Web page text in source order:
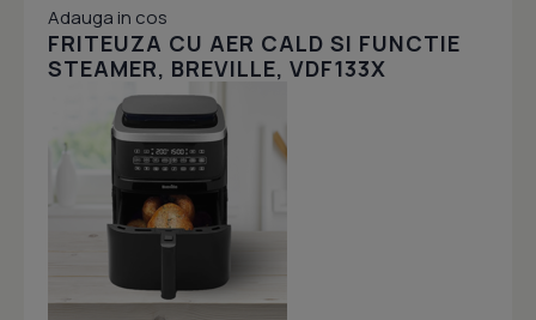
Adauga in cos
FRITEUZA CU AER CALD SI FUNCTIE
STEAMER, BREVILLE, VDF133X